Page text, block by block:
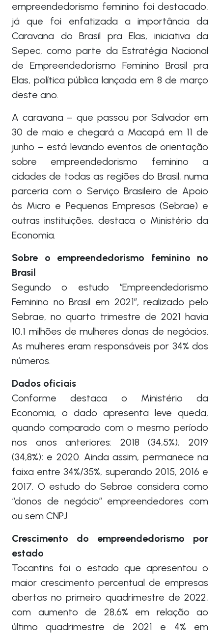
empreendedorismo feminino foi destacado,
já que foi enfatizada a importância da
Caravana do Brasil pra Elas, iniciativa da
Sepec, como parte da Estratégia Nacional
de Empreendedorismo Feminino Brasil pra
Elas, política pública lançada em 8 de março
deste ano.
A caravana – que passou por Salvador em
30 de maio e chegará a Macapá em 11 de
junho – está levando eventos de orientação
sobre empreendedorismo feminino a
cidades de todas as regiões do Brasil, numa
parceria com o Serviço Brasileiro de Apoio
às Micro e Pequenas Empresas (Sebrae) e
outras instituições, destaca o Ministério da
Economia.
Sobre o empreendedorismo feminino no
Brasil
Segundo o estudo “Empreendedorismo
Feminino no Brasil em 2021”, realizado pelo
Sebrae, no quarto trimestre de 2021 havia
10,1 milhões de mulheres donas de negócios.
As mulheres eram responsáveis por 34% dos
números.
Dados oficiais
Conforme destaca o Ministério da
Economia, o dado apresenta leve queda,
quando comparado com o mesmo período
nos anos anteriores: 2018 (34,5%); 2019
(34,8%); e 2020. Ainda assim, permanece na
faixa entre 34%/35%, superando 2015, 2016 e
2017. O estudo do Sebrae considera como
“donos de negócio” empreendedores com
ou sem CNPJ.
Crescimento do empreendedorismo por
estado
Tocantins foi o estado que apresentou o
maior crescimento percentual de empresas
abertas no primeiro quadrimestre de 2022,
com aumento de 28,6% em relação ao
último quadrimestre de 2021 e 4% em